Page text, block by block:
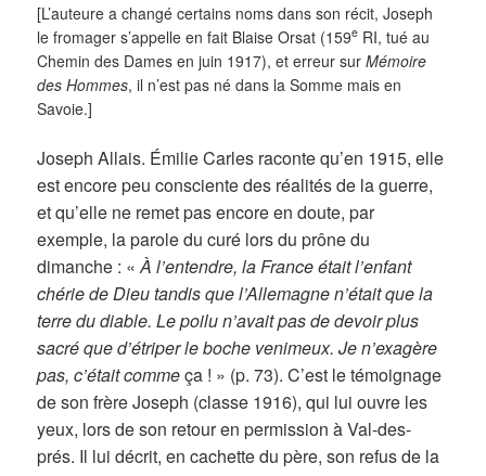
[L’auteure a changé certains noms dans son récit, Joseph
le fromager s’appelle en fait Blaise Orsat (159e RI, tué au
Chemin des Dames en juin 1917), et erreur surMémoire
des Hommes, il n’est pas né dans la Somme mais en
Savoie.]
Joseph Allais. Émilie Carles raconte qu’en 1915, elle
est encore peu consciente des réalités de la guerre,
et qu’elle ne remet pas encore en doute, par
exemple, la parole du curé lors du prône du
dimanche : «À l’entendre, la France était l’enfant
chérie de Dieu tandis que l’Allemagne n’était que la
terre du diable. Le poilu n’avait pas de devoir plus
sacré que d’étriper le boche venimeux. Je n’exagère
pas, c’était commeça ! » (p. 73). C’est le témoignage
de son frère Joseph (classe 1916), qui lui ouvre les
yeux, lors de son retour en permission à Val-des-
prés. Il lui décrit, en cachette du père, son refus de la